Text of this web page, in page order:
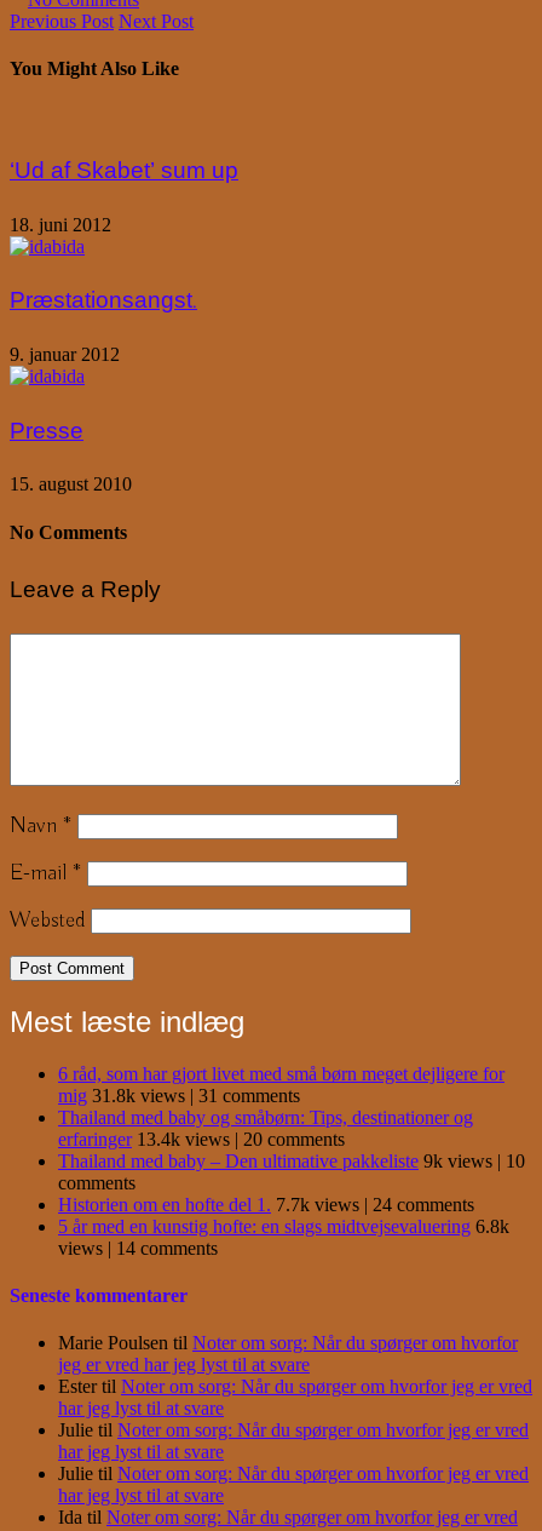
Previous Post Next Post
You Might Also Like
‘Ud af Skabet’ sum up
18. juni 2012
Præstationsangst.
9. januar 2012
Presse
15. august 2010
No Comments
Leave a Reply
Navn *
E-mail *
Websted
Mest læste indlæg
6 råd, som har gjort livet med små børn meget dejligere for
mig 31.8k views | 31 comments
Thailand med baby og småbørn: Tips, destinationer og
erfaringer 13.4k views | 20 comments
Thailand med baby – Den ultimative pakkeliste 9k views | 10
comments
Historien om en hofte del 1. 7.7k views | 24 comments
5 år med en kunstig hofte: en slags midtvejsevaluering 6.8k
views | 14 comments
Seneste kommentarer
Marie Poulsen til Noter om sorg: Når du spørger om hvorfor
jeg er vred har jeg lyst til at svare
Estertil Noter om sorg: Når du spørger om hvorfor jeg er vred
har jeg lyst til at svare
Julie til Noter om sorg: Når du spørger om hvorfor jeg er vred
har jeg lyst til at svare
Julie til Noter om sorg: Når du spørger om hvorfor jeg er vred
har jeg lyst til at svare
Ida til Noter om sorg: Når du spørger om hvorfor jeg er vred